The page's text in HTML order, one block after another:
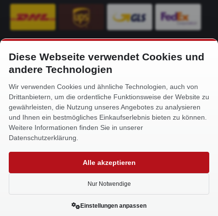
KONTAKT
Alfa-Service Hurtienne GmbH
Siemensstr. 32
59199 Bönen
+49 (0) 2383 93640
info@alfa-service.com
Whatsapp (no voice calls):
Diese Webseite verwendet Cookies und
andere Technologien
Wir verwenden Cookies und ähnliche Technologien, auch von
Drittanbietern, um die ordentliche Funktionsweise der Website zu
gewährleisten, die Nutzung unseres Angebotes zu analysieren
und Ihnen ein bestmögliches Einkaufserlebnis bieten zu können.
Weitere Informationen finden Sie in unserer
Datenschutzerklärung.
Alle akzeptieren
Nur Notwendige
Einstellungen anpassen